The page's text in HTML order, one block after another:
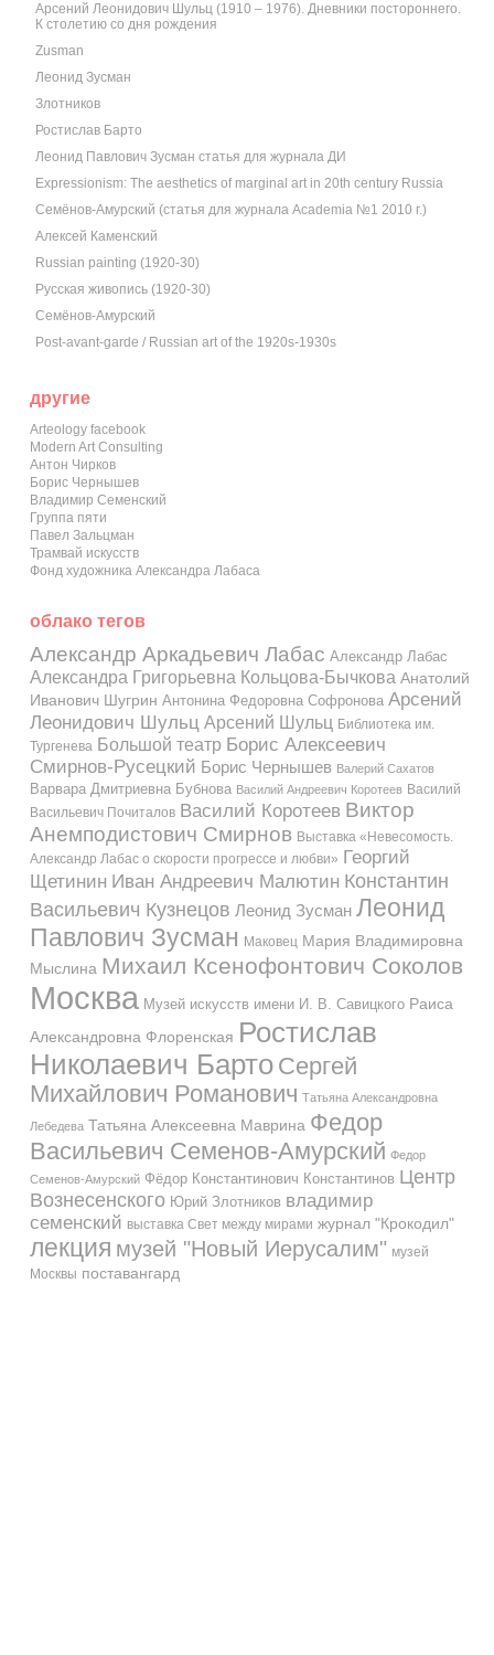
Арсений Леонидович Шульц (1910 – 1976). Дневники постороннего.
К столетию со дня рождения
Zusman
Леонид Зусман
Злотников
Ростислав Барто
Леонид Павлович Зусман статья для журнала ДИ
Expressionism: The aesthetics of marginal art in 20th century Russia
Семёнов-Амурский (статья для журнала Academia №1 2010 г.)
Алексей Каменский
Russian painting (1920-30)
Русская живопись (1920-30)
Семёнов-Амурский
Post-avant-garde / Russian art of the 1920s-1930s
другие
Arteology facebook
Modern Art Consulting
Антон Чирков
Борис Чернышев
Владимир Семенский
Группа пяти
Павел Зальцман
Трамвай искусств
Фонд художника Александра Лабаса
облако тегов
Александр Аркадьевич Лабас Александр Лабас
Александра Григорьевна Кольцова-Бычкова Анатолий
Иванович Шугрин Антонина Федоровна Софронова Арсений
Леонидович Шульц Арсений Шульц Библиотека им.
Тургенева
Большой театр Борис Алексеевич
Смирнов-Русецкий Борис Чернышев Валерий Сахатов
Варвара Дмитриевна Бубнова Василий Андреевич Коротеев Василий
Васильевич Почиталов Василий Коротеев Виктор
Анемподистович Смирнов Выставка «Невесомость.
Александр Лабас о скорости прогрессе и любви»
Георгий
Щетинин Иван Андреевич Малютин Константин
Васильевич Кузнецов Леонид Зусман Леонид
Павлович Зусман
Маковец Мария Владимировна
Мыслина Михаил Ксенофонтович Соколов
Москва Музей искусств имени И. В. Савицкого Раиса
Александровна Флоренская Ростислав
Николаевич Барто Сергей
Михайлович Романович Татьяна Александровна
Лебедева Татьяна Алексеевна Маврина Федор
Васильевич Семенов-Амурский Федор
Семенов-Амурский Фёдор Константинович Константинов Центр
Вознесенского Юрий Злотников владимир
семенский выставка Свет между мирами журнал "Крокодил"
лекция музей "Новый Иерусалим" музей
Москвы поставангард